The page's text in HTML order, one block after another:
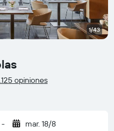
opiniones
- mar. 18/8
1/43